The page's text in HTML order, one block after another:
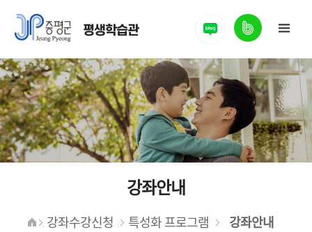
평생학습관
밴드
강좌안내
강좌수강신청 특성화 프로그램 강좌안내